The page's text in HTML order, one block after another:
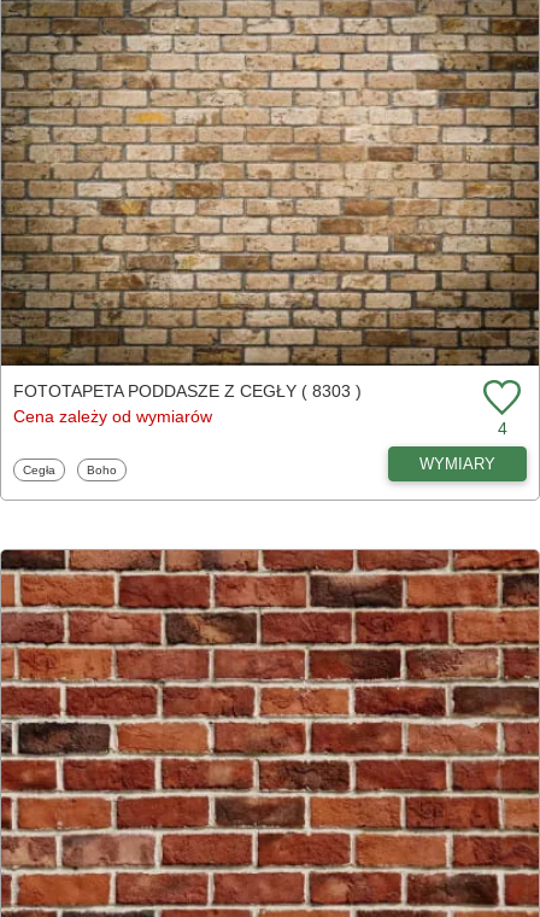
FOTOTAPETA PODDASZE Z CEGŁY ( 8303 )
Cena zależy od wymiarów
4
Fototapety
Cegła Fototapety
Boho WYMIARY